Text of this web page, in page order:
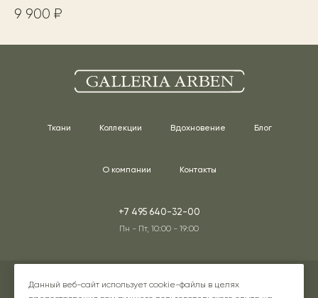
9 900 ₽
Ткани Коллекции Вдохновение Блог
О компании Контакты
+7 495 640-32-00
Пн - Пт, 10:00 - 19:00
Адреса наших шоурумов
Данный веб-сайт использует cookie-файлы в целях